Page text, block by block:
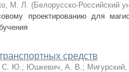
М. Л. (Белорусско-Российский
проектированию для
средств
С. Ю.; Юшкевич, А. В.;